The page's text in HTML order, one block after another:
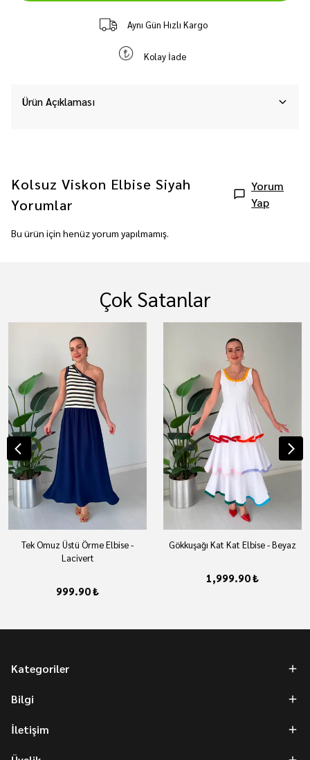
Aynı Gün Hızlı Kargo
Kolay İade
Ürün Açıklaması
Kolsuz Viskon Elbise Siyah
Yorumlar
Yorum
Yap
Bu ürün için henüz yorum yapılmamış.
Çok Satanlar
Tek Omuz Üstü Örme Elbise -
Lacivert
999.90 ₺
Gökkuşağı Kat Kat Elbise - Beyaz
1,999.90 ₺
Kategoriler
Bilgi
İletişim